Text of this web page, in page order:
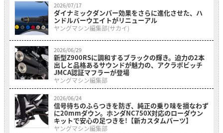
2026/07/17
ダイナミックダンパー効果をさらに進化させた、ハ
ンドルバーウエイトがリニューアル
ヤングマシン編集部(サカイ)
2026/06/29
新型Z900RSに調和するブラックの輝き。迫力の2本
出しと品格あるサウンドが魅力の、アクラポビッチ
JMCA認証マフラーが登場
ヤングマシン編集部
2026/06/24
信号待ちのふらつきを防ぎ、純正の乗り味を損なわず
に20mmダウン。ホンダNC750X対応のローダウン
キットで安心の足つきを!【新カスタムパーツ】
ヤングマシン編集部